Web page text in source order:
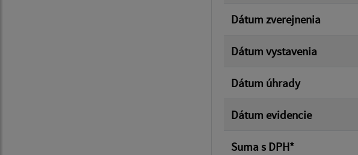
Dátum zverejnenia
Dátum vystavenia
Dátum úhrady
Dátum evidencie
Suma s DPH*